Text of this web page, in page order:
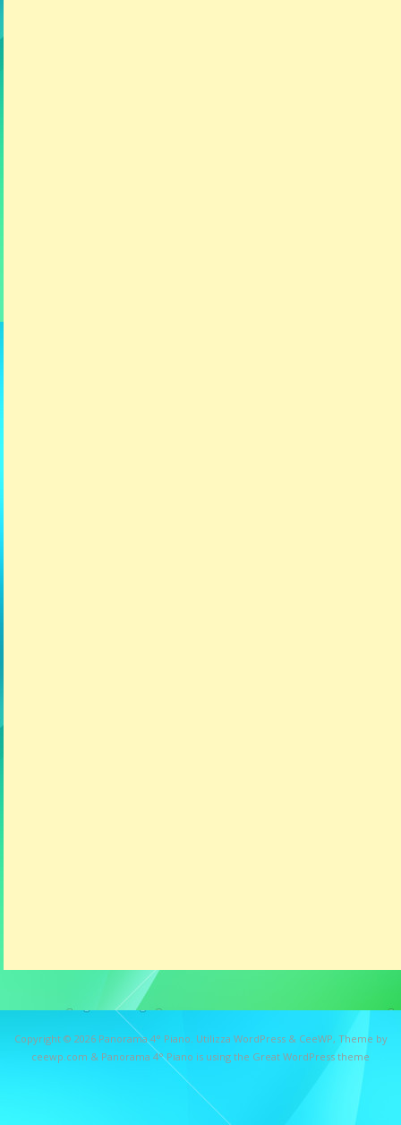
Copyright © 2026 Panorama 4° Piano . Utilizza WordPress& CeeWP, Theme by
ceewp.com & Panorama 4° Piano is using the Great WordPress theme